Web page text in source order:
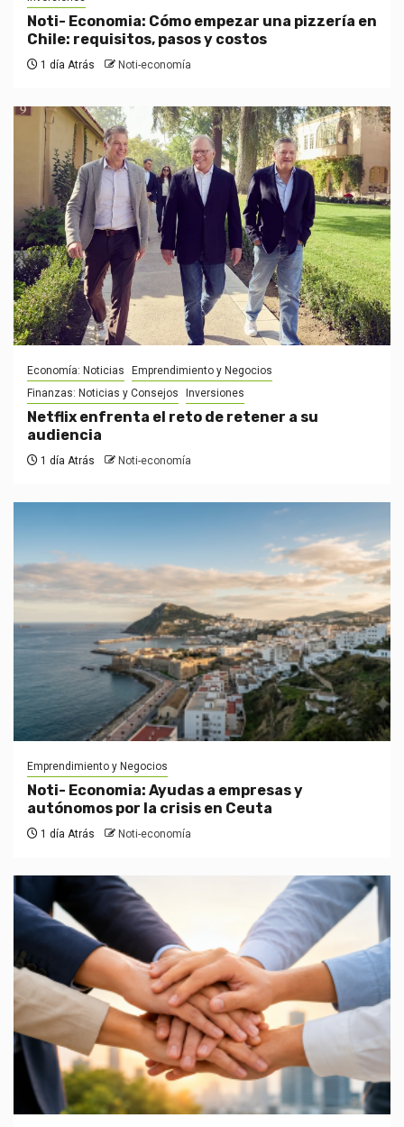
Noti- Economia: Cómo empezar una pizzería en
Chile: requisitos, pasos y costos
1 día Atrás Noti-economía
Economía: Noticias
Emprendimiento y Negocios
Finanzas: Noticias y Consejos
Inversiones
Netflix enfrenta el reto de retener a su
audiencia
1 día Atrás Noti-economía
Emprendimiento y Negocios
Noti- Economia: Ayudas a empresas y
autónomos por la crisis en Ceuta
1 día Atrás Noti-economía